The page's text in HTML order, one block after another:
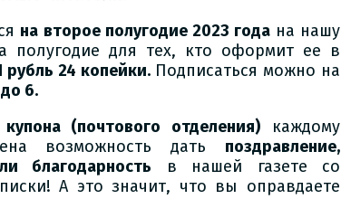
на второе полугодие 2023 годана нашу
полугодие для тех, кто оформит ее в
рубль 24 копейки.Подписаться можно на
6.
купона (почтового отделения) каждому
возможность дать поздравление,
благодарность в нашей газете со
А это значит, что вы оправдаете